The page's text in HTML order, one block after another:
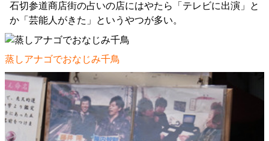
石切参道商店街の占いの店にはやたら「テレビに出演」と
か「芸能人がきた」というやつが多い。
蒸しアナゴでおなじみ千鳥